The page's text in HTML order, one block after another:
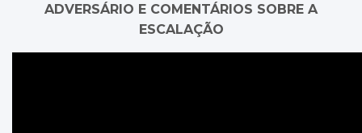
ADVERSÁRIO E COMENTÁRIOS SOBRE A
ESCALAÇÃO